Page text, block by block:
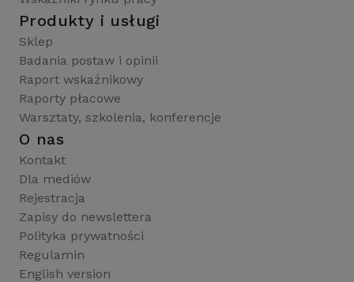
Produkty i usługi
Sklep
Badania postaw i opinii
Raport wskaźnikowy
Raporty płacowe
Warsztaty, szkolenia, konferencje
O nas
Kontakt
Dla mediów
Rejestracja
Zapisy do newslettera
Polityka prywatności
Regulamin
English version